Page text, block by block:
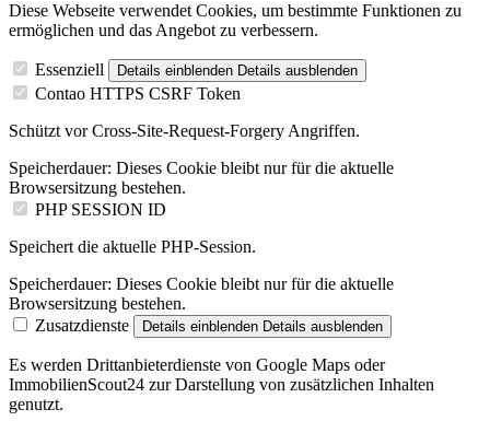
Diese Webseite verwendet Cookies, um bestimmte Funktionen zu
ermöglichen und das Angebot zu verbessern.
Essenziell Details einblenden Details ausblenden
Contao HTTPS CSRF Token
Schützt vor Cross-Site-Request-Forgery Angriffen.
Speicherdauer: Dieses Cookie bleibt nur für die aktuelle
Browsersitzung bestehen.
PHP SESSION ID
Speichert die aktuelle PHP-Session.
Speicherdauer: Dieses Cookie bleibt nur für die aktuelle
Browsersitzung bestehen.
Zusatzdienste
Details einblenden Details ausblenden
Es werden Drittanbieterdienste von Google Maps oder
ImmobilienScout24 zur Darstellung von zusätzlichen Inhalten
genutzt.